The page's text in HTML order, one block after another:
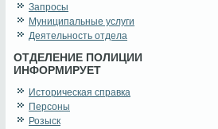
Запросы
Муниципальные услуги
Деятельность отдела
ОТДЕЛЕНИЕ ПОЛИЦИИ
ИНФОРМИРУЕТ
Историческая справка
Персоны
Розыск